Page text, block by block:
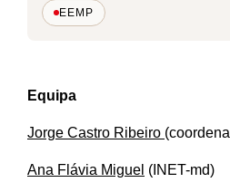
EEMP
Equipa
Jorge Castro Ribeiro
Ana Flávia Miguel (INET-md)